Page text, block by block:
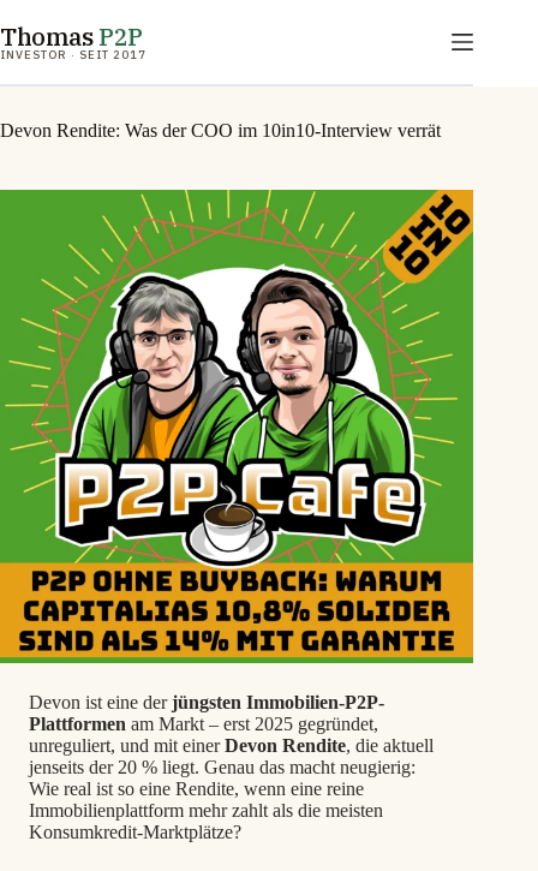
Inhalt
springen
ThomasP2P
INVESTOR · SEIT 2017
Devon Rendite: Was der COO im 10in10-Interview verrät
Devon ist eine derjüngsten Immobilien-P2P-
Plattformen am Markt – erst 2025 gegründet,
unreguliert, und mit einerDevon Rendite, die aktuell
jenseits der 20 % liegt. Genau das macht neugierig:
Wie real ist so eine Rendite, wenn eine reine
Immobilienplattform mehr zahlt als die meisten
Konsumkredit-Marktplätze?